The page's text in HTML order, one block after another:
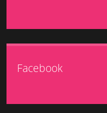
Facebook